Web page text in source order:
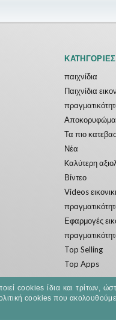
ΚΑΤΗΓΟΡΊΕΣ
παιχνίδια
Παιχνίδια
Τα πιο
Νέα
Kαλύτερη
Βίντεο
Videos
Εφαρμογές
Top Selling
Top Apps
cookies ίδια και τρίτων,
cookies που